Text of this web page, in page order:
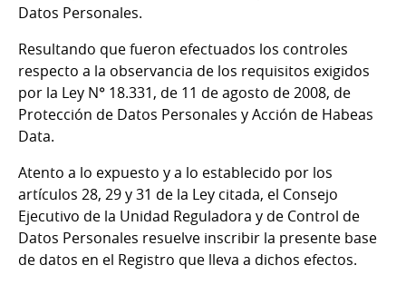
Datos Personales.
Resultando que fueron efectuados los controles
respecto a la observancia de los requisitos exigidos
por la Ley N° 18.331, de 11 de agosto de 2008, de
Protección de Datos Personales y Acción de Habeas
Data.
Atento a lo expuesto y a lo establecido por los
artículos 28, 29 y 31 de la Ley citada, el Consejo
Ejecutivo de la Unidad Reguladora y de Control de
Datos Personales resuelve inscribir la presente base
de datos en el Registro que lleva a dichos efectos.